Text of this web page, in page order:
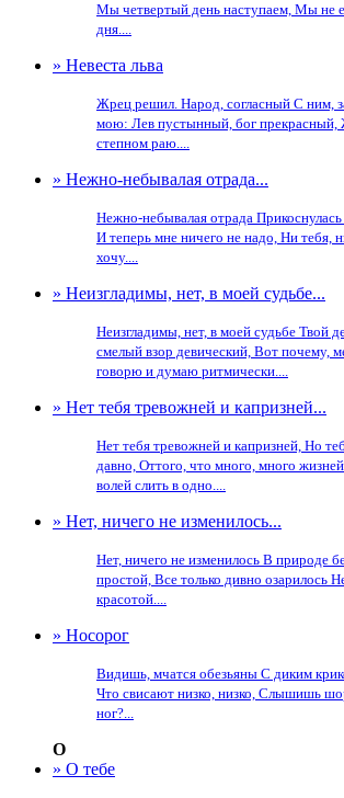
Мы четвертый день наступаем, Мы не
дня....
» Невеста льва
Жрец решил. Народ, согласный С ним,
мою: Лев пустынный, бог прекрасный,
степном раю....
» Нежно-небывалая отрада...
Нежно-небывалая отрада
И теперь мне ничего не надо, Ни тебя,
хочу....
» Неизгладимы, нет, в моей судьбе...
Неизгладимы, нет, в моей судьбе Твой
смелый взор девический, Вот почему,
говорю и думаю ритмически....
» Нет тебя тревожней и капризней...
Нет тебя тревожней и капризней, Но
давно, Оттого, что много, много
волей слить в одно....
» Нет, ничего не изменилось...
Нет, ничего не изменилось В природе
простой, Все только дивно озарилось
красотой....
» Носорог
Видишь, мчатся обезьяны С диким
Что свисают низко, низко, Слышишь
ног?...
О
» О тебе